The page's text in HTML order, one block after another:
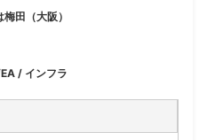
田（大阪）
/ インフラ